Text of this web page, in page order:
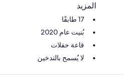
المزيد
17 طابقًا
بُنيت عام 2020
قاعة حفلات
لا يُسمح بالتدخين